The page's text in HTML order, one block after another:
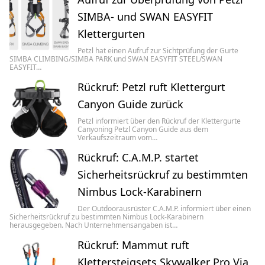
SIMBA- und SWAN EASYFIT
Klettergurten
Petzl hat einen Aufruf zur Sichtprüfung der Gurte
SIMBA CLIMBING/SIMBA PARK und SWAN EASYFIT STEEL/SWAN
EASYFIT…
Rückruf: Petzl ruft Klettergurt
Canyon Guide zurück
Petzl informiert über den Rückruf der Klettergurte
Canyoning Petzl Canyon Guide aus dem
Verkaufszeitraum vom…
Rückruf: C.A.M.P. startet
Sicherheitsrückruf zu bestimmten
Nimbus Lock-Karabinern
Der Outdoorausrüster C.A.M.P. informiert über einen
Sicherheitsrückruf zu bestimmten Nimbus Lock-Karabinern
herausgegeben. Nach Unternehmensangaben ist…
Rückruf: Mammut ruft
Klettersteigsets Skywalker Pro Via